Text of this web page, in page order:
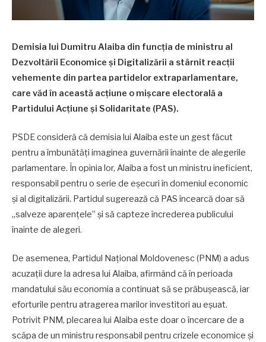
Demisia lui Dumitru Alaiba din funcția de ministru al
Dezvoltării Economice și Digitalizării a stârnit reacții
vehemente din partea partidelor extraparlamentare,
care văd în această acțiune o mișcare electorală a
Partidului Acțiune și Solidaritate (PAS).
PSDE consideră că demisia lui Alaiba este un gest făcut
pentru a îmbunătăți imaginea guvernării înainte de alegerile
parlamentare. În opinia lor, Alaiba a fost un ministru ineficient,
responsabil pentru o serie de eșecuri în domeniul economic
și al digitalizării. Partidul sugerează că PAS încearcă doar să
„salveze aparențele” și să capteze încrederea publicului
înainte de alegeri.
De asemenea, Partidul Național Moldovenesc (PNM) a adus
acuzații dure la adresa lui Alaiba, afirmând că în perioada
mandatului său economia a continuat să se prăbușească, iar
eforturile pentru atragerea marilor investitori au eșuat.
Potrivit PNM, plecarea lui Alaiba este doar o încercare de a
scăpa de un ministru responsabil pentru crizele economice și